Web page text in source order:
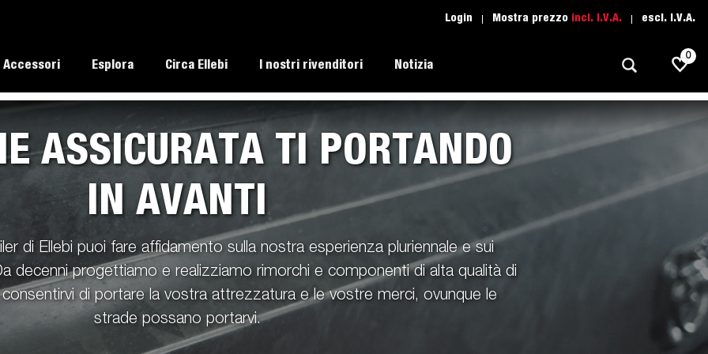
Login Mostra prezzo incl. I.V.A. escl. I.V.A.
Rimorchi
trasporto auto
trasporto
attrezzature
Rimorchi
trasporto moto
Trasporti Leggeri
Trasporto Auto
Professionali
Sport Acquatici
Accessori
Rinforzi /
Protezioni
giunti
Teli
Scuola di guida
Esplora
principali
politica di garanzia
d'uso del rimorchio
rimorchi
Capacita di carico
Patenti
Conrolli frequenti da eseguire sul tuo
rimorchi
Come caricare un rimorchio
Come agganciare il tuo rimorchi
Regolamenti di velocita
Retromarcia con un rimorchio
Circa Ellebi
d'uso del rimorchio
Jetski LED
Regolamentazione
Suggerimenti e avvisi
Assistenza Rimorchi
I nostri rivenditori Notizia
0
ASSICURATA TI PORTANDO
IN AVANTI
di Ellebi puoi fare affidamento sulla nostra esperienza pluriennale e sui
decenni progettiamo e realizziamo rimorchi e componenti di alta qualità di
di portare la vostra attrezzatura e le vostre merci, ovunque le
strade possano portarvi.